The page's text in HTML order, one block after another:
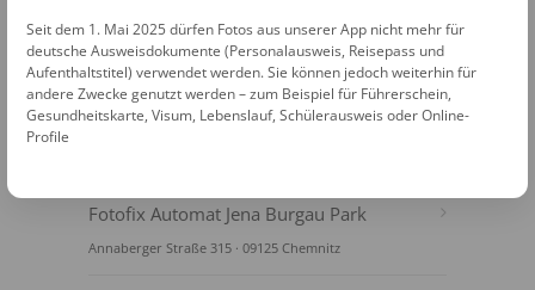
FOTOAUTOMATEN
Fotofix Automat Chemnitz Galerie Roter
Turm
Fotofix Automat Jena Burgau Park
Annaberger Straße 315 · 09125 Chemnitz
Seit dem 1. Mai 2025 dürfen Fotos aus unserer App nicht mehr für
deutsche Ausweisdokumente (Personalausweis, Reisepass und
Aufenthaltstitel) verwendet werden. Sie können jedoch weiterhin für
andere Zwecke genutzt werden – zum Beispiel für Führerschein,
Gesundheitskarte, Visum, Lebenslauf, Schülerausweis oder Online-
Profile